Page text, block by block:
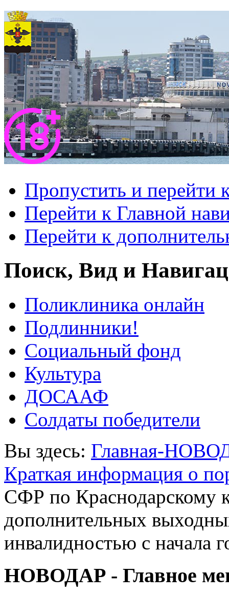
Пропустить и перейти
Перейти к Главной
Перейти к
Поиск, Вид и
Поликлиника онлайн
Подлинники!
Социальный фонд
Культура
ДОСААФ
Солдаты победители
Вы здесь: Главная-
Краткая информация о
СФР по Краснодарскому
дополнительных
инвалидностью с начала
НОВОДАР - Главное